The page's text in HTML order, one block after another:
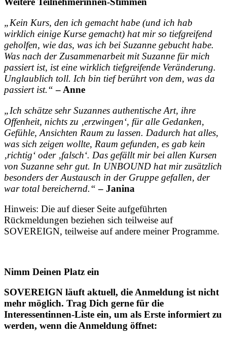
„Kein Kurs, den ich gemacht habe (und ich hab
wirklich einige Kurse gemacht) hat mir so tiefgreifend
geholfen, wie das, was ich bei Suzanne gebucht habe.
Was nach der Zusammenarbeit mit Suzanne für mich
passiert ist, ist eine wirklich tiefgreifende Veränderung.
Unglaublich toll. Ich bin tief berührt von dem, was da
passiert ist.“ – Anne
„Ich schätze sehr Suzannes authentische Art, ihre
Offenheit, nichts zu ‚erzwingen‘, für alle Gedanken,
Gefühle, Ansichten Raum zu lassen. Dadurch hat alles,
was sich zeigen wollte, Raum gefunden, es gab kein
‚richtig‘ oder ‚falsch‘. Das gefällt mir bei allen Kursen
von Suzanne sehr gut. In UNBOUND hat mir zusätzlich
besonders der Austausch in der Gruppe gefallen, der
war total bereichernd.“– Janina
Hinweis: Die auf dieser Seite aufgeführten
Rückmeldungen beziehen sich teilweise auf
SOVEREIGN, teilweise auf andere meiner Programme.
Nimm Deinen Platz ein
SOVEREIGN läuft aktuell, die Anmeldung ist nicht
mehr möglich. Trag Dich gerne für die
Interessentinnen-Liste ein, um als Erste informiert zu
werden, wenn die Anmeldung öffnet: